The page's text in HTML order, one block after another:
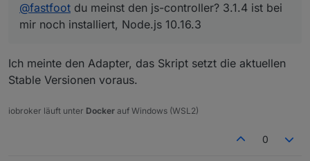
@fastfoot du meinst den js-controller? 3.1.4 ist bei
mir noch installiert, Node.js 10.16.3
Ich meinte den Adapter, das Skript setzt die aktuellen
Stable Versionen voraus.
iobroker läuft unter Docker auf Windows (WSL2)
0